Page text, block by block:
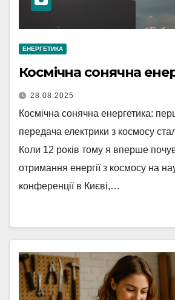
ЕНЕРГЕТИКА
Космічна сонячна
28.08.2025
Космічна сонячна енергетика:
передача електрики з космосу
Коли 12 років тому я вперше
отримання енергії з космосу на
конференції в Києві,…